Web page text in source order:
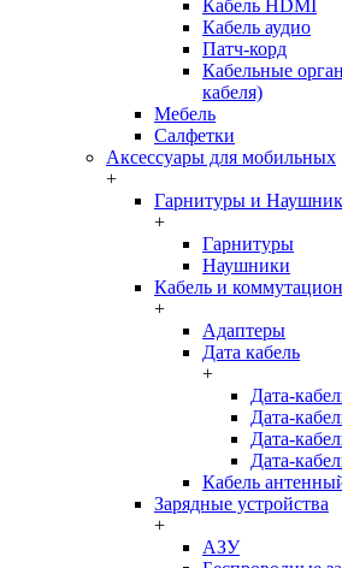
Кабель HDMI
Кабель аудио
Патч-корд
Кабельные
кабеля)
Мебель
Салфетки
Аксессуары для мобильных
+
Гарнитуры и
+
Гарнитуры
Наушники
Кабель и
+
Адаптеры
Дата кабель
+
Дата-
Дата-
Дата-
Дата-
Кабель
Зарядные устройства
+
АЗУ